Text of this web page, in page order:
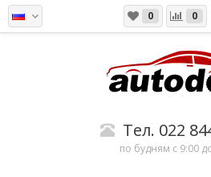
0 0
Тел. 022
по будням с 9:00